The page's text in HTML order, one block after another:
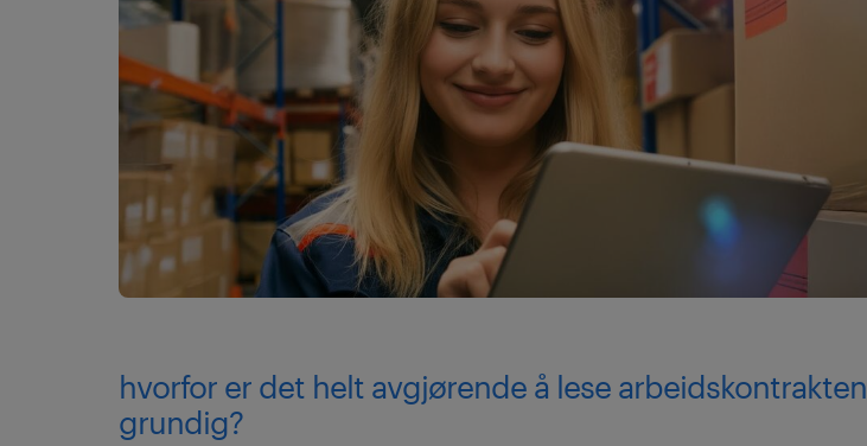
hvorfor er det helt avgjørende å lese arbeidskontrakten
grundig?